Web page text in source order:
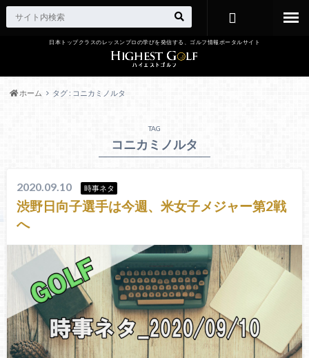
日本トップクラスのレッスンプロの学びを発信する、ゴルフ情報ポータルサイト
ホーム タグ : コニカミノルタ
TAG
コニカミノルタ
2020.09.10 時事ネタ
渋野日向子選手は今週、米女子メジャー第2戦
へ